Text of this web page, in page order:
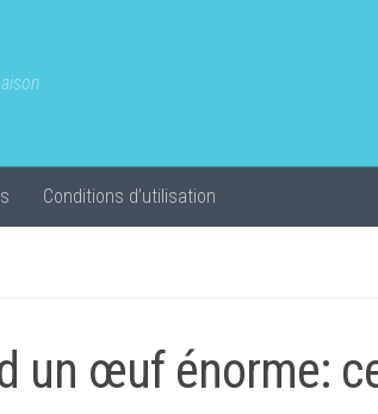
Conditions d’utilisation
un œuf énorme: ce